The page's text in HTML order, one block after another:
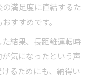
張しないためのコ
満足度に直結するた
すすめです。
結果、長距離運転時
気になったという声
るためにも、納得い